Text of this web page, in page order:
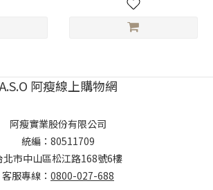
A.S.O 阿瘦線上購物網
阿瘦實業股份有限公司
統編：80511709
北市中山區松江路168號6樓
客服專線： 0800-027-688